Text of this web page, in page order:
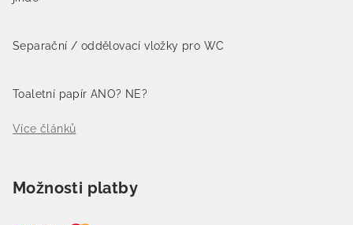
Separační / oddělovací vložky pro WC
Toaletní papír ANO? NE?
Více článků
Možnosti platby